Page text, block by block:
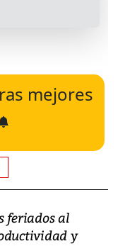
mejores
feriados al
y